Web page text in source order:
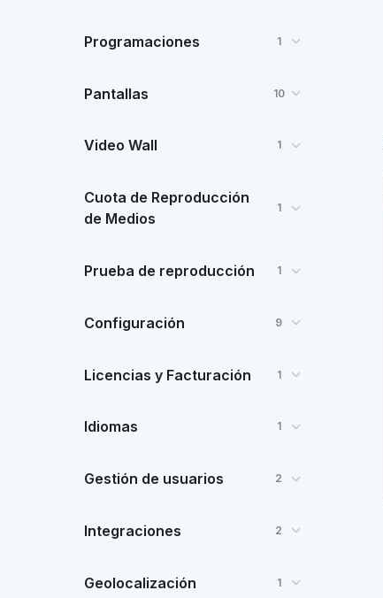
Programaciones 1
Pantallas 10
Video Wall 1
Cuota de Reproducción
de Medios
1
Prueba de reproducción 1
Configuración 9
Licencias y Facturación 1
Idiomas 1
Gestión de usuarios 2
Integraciones 2
Geolocalización 1